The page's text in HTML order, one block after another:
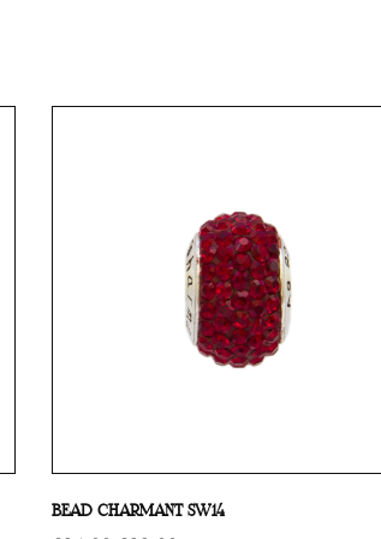
BEAD CHARMANT SW14